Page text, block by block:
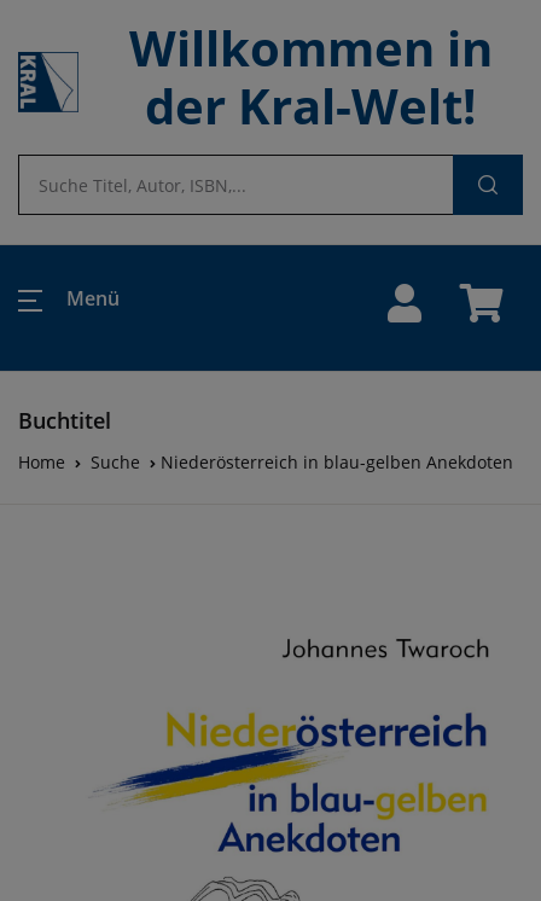
Willkommen in
der Kral-Welt!
Menü
Buchtitel
Home Suche Niederösterreich in blau-gelben Anekdoten